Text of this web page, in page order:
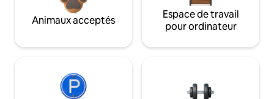
Animaux acceptés
Espace de travail
pour ordinateur